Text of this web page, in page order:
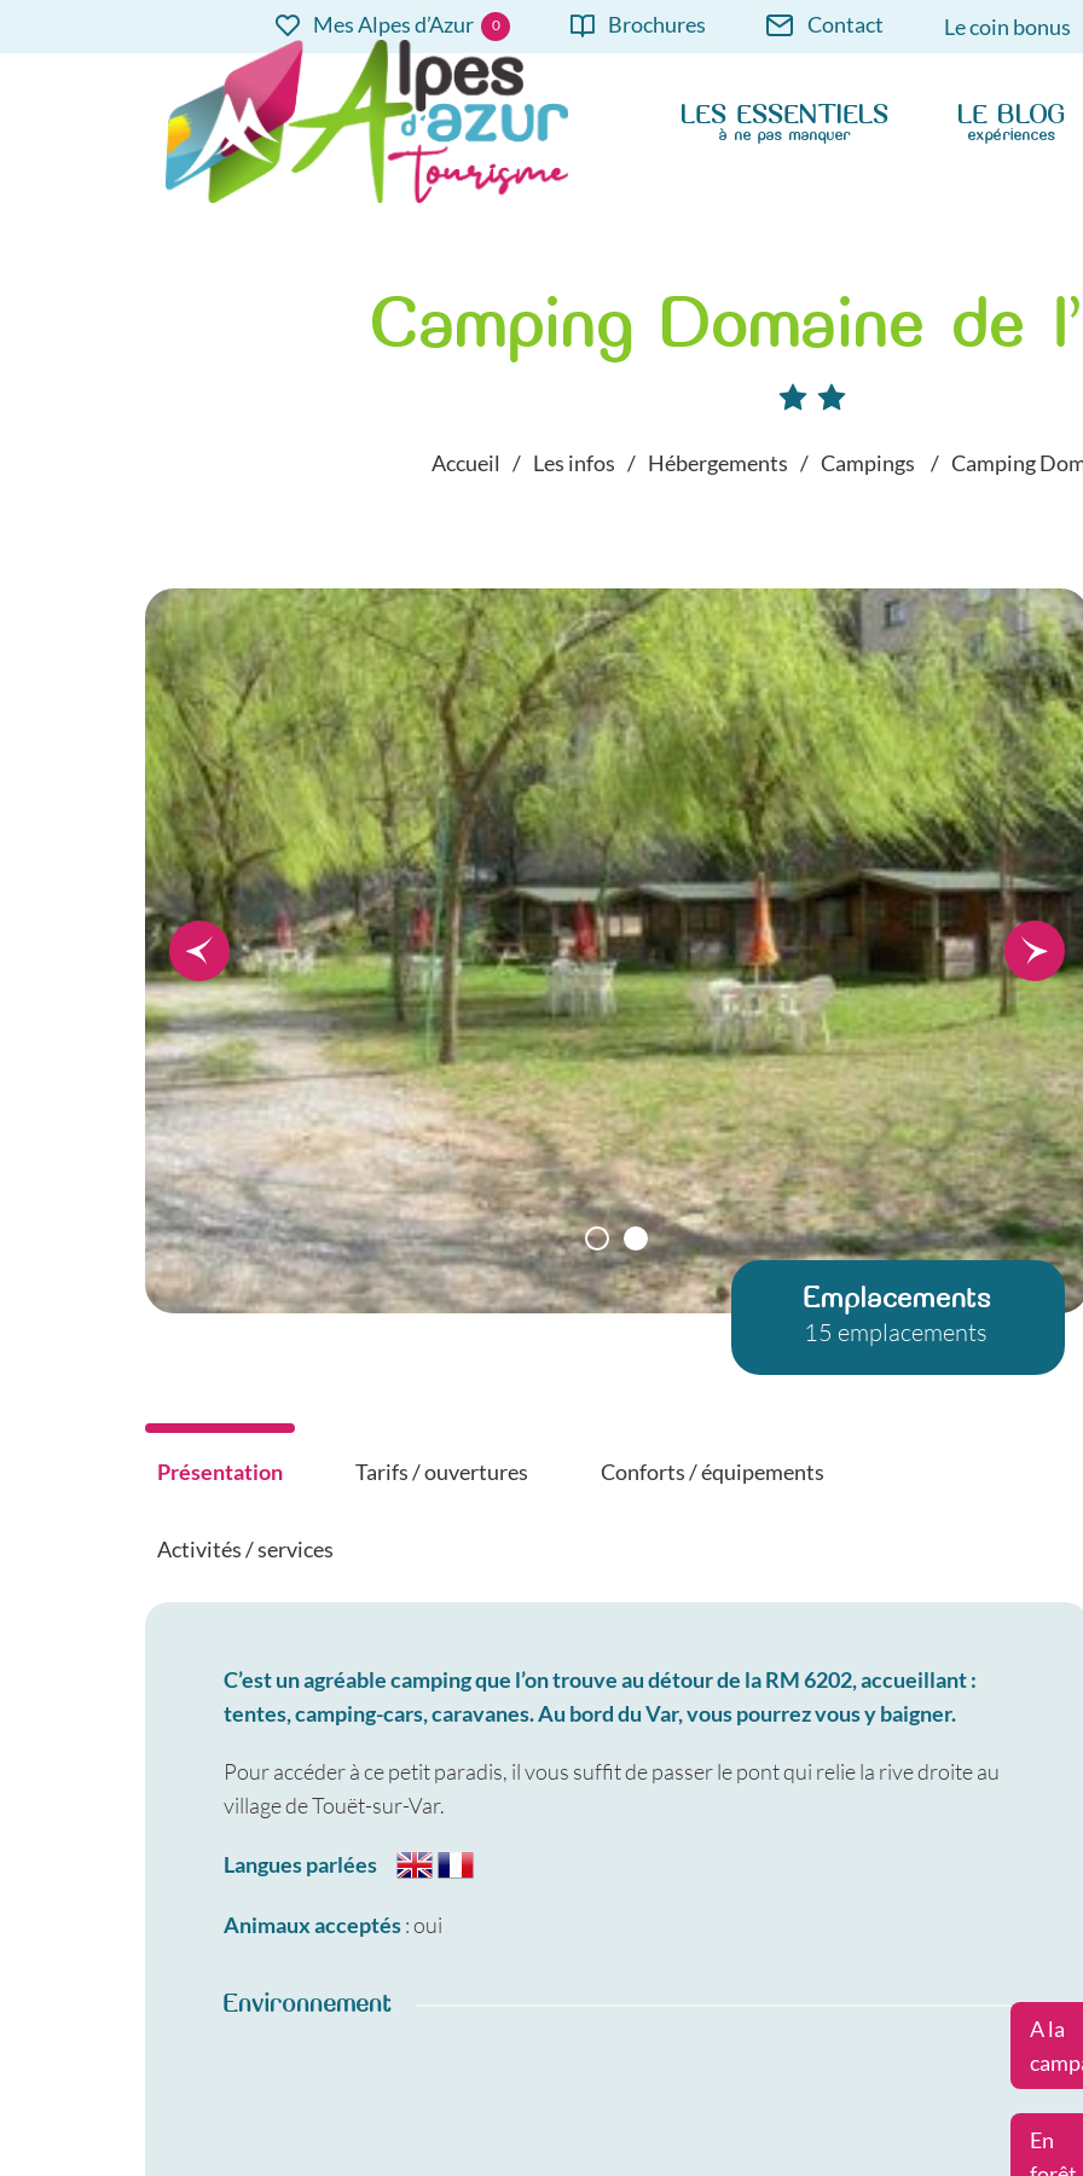
Mes Alpes d’Azur 0 Brochures Contact Le coin bonus
LES ESSENTIELS
à ne pas manquer
LE BLOG
expériences
Camping Domaine de
Accueil Les infos Hébergements Campings Camping
Emplacements
15 emplacements
Présentation Tarifs / ouvertures Conforts / équipements
Activités / services
C’est un agréable camping que l’on trouve au détour de la RM 6202, accueillant :
tentes, camping-cars, caravanes. Au bord du Var, vous pourrez vous y baigner.
Pour accéder à ce petit paradis, il vous suffit de passer le pont qui relie la rive droite au
village de Touët-sur-Var.
Langues parlées
Animaux acceptés: oui
Environnement
A la
En